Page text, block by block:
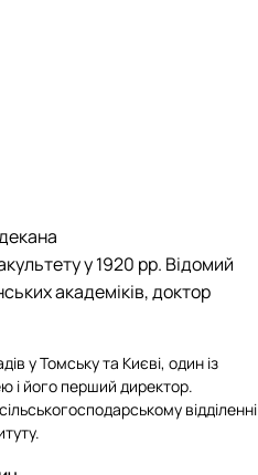
у 1920 рр. Відомий
академіків, доктор
у Томську та Києві, один із
і його перший директор.
відділенні